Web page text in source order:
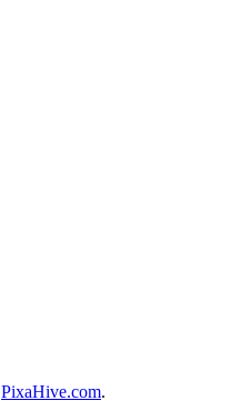
PixaHive.com.